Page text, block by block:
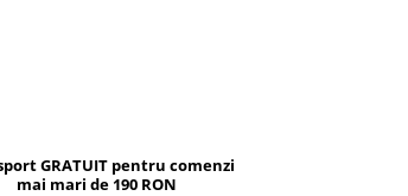
GRATUIT pentru comenzi
mai mari de 190 RON